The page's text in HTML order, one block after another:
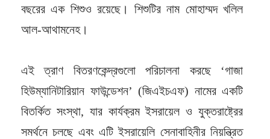
বছরের এক শিশুও রয়েছে। শিশুটির নাম মোহাম্মদ খলিল
আল-আথামনেহ।
এই ত্রাণ বিতরণকেন্দ্রগুলো পরিচালনা করছে ‘গাজা
হিউম্যানিটারিয়ান ফাউন্ডেশন’ (জিএইচএফ) নামের একটি
বিতর্কিত সংস্থা, যার কার্যক্রম ইসরায়েল ও যুক্তরাষ্ট্রের
সমর্থনে চলছে এবং এটি ইসরায়েলি সেনাবাহিনীর নিয়ন্ত্রিত